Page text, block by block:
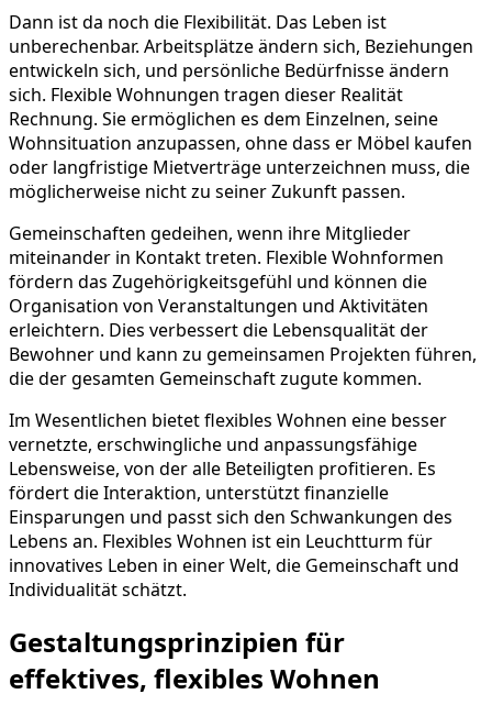
Dann ist da noch die Flexibilität. Das Leben ist
unberechenbar. Arbeitsplätze ändern sich, Beziehungen
entwickeln sich, und persönliche Bedürfnisse ändern
sich. Flexible Wohnungen tragen dieser Realität
Rechnung. Sie ermöglichen es dem Einzelnen, seine
Wohnsituation anzupassen, ohne dass er Möbel kaufen
oder langfristige Mietverträge unterzeichnen muss, die
möglicherweise nicht zu seiner Zukunft passen.
Gemeinschaften gedeihen, wenn ihre Mitglieder
miteinander in Kontakt treten. Flexible Wohnformen
fördern das Zugehörigkeitsgefühl und können die
Organisation von Veranstaltungen und Aktivitäten
erleichtern. Dies verbessert die Lebensqualität der
Bewohner und kann zu gemeinsamen Projekten führen,
die der gesamten Gemeinschaft zugute kommen.
Im Wesentlichen bietet flexibles Wohnen eine besser
vernetzte, erschwingliche und anpassungsfähige
Lebensweise, von der alle Beteiligten profitieren. Es
fördert die Interaktion, unterstützt finanzielle
Einsparungen und passt sich den Schwankungen des
Lebens an. Flexibles Wohnen ist ein Leuchtturm für
innovatives Leben in einer Welt, die Gemeinschaft und
Individualität schätzt.
Gestaltungsprinzipien für
effektives, flexibles Wohnen